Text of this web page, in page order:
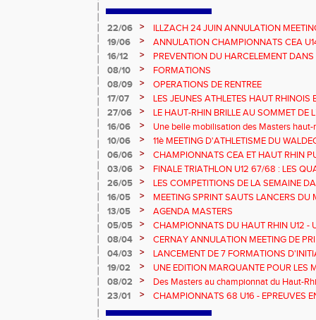
22/06 >
ILLZACH 24 JUIN ANNULATION
19/06
>
ANNULATION CHAMPIONNATS CEA
16/12
>
PREVENTION DU HARCELEMENT
08/10
>
FORMATIONS
08/09
>
OPERATIONS DE RENTREE
17/07
>
LES JEUNES ATHLETES HAUT RHINOIS
CHAMPIONNATS DE FRANCE AVENIR
27/06 >
LE HAUT-RHIN BRILLE AU SOMMET DE
!
16/06 >
Une belle mobilisation des Masters haut-
Championnats Grand Est 2025
10/06 >
11è MEETING D'ATHLETISME DU
06/06
>
CHAMPIONNATS CEA ET HAUT RHIN
03/06
>
FINALE TRIATHLON U12 67/68 : LES
26/05
>
LES COMPETITIONS DE LA SEMAINE
16/05
>
MEETING SPRINT SAUTS LANCERS DU
13/05
>
AGENDA MASTERS
05/05
>
CHAMPIONNATS DU HAUT RHIN U12 -
08/04
>
CERNAY ANNULATION MEETING DE
04/03
>
LANCEMENT DE 7 FORMATIONS
19/02
>
UNE EDITION MARQUANTE POUR LES
08/02
>
Des Masters au championnat du Haut-
23/01
>
CHAMPIONNATS 68 U16 - EPREUVES